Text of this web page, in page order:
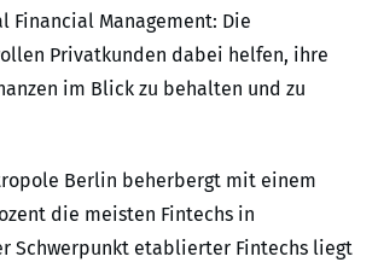
Financial Management: Die
Privatkunden dabei helfen, ihre
im Blick zu behalten und zu
Berlin beherbergt mit einem
die meisten Fintechs in
Schwerpunkt etablierter Fintechs liegt